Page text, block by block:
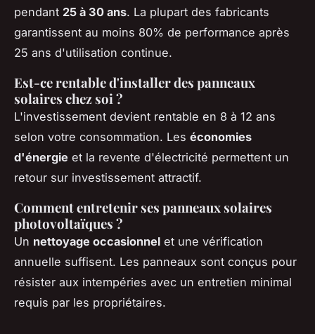
pendant 25 à 30 ans. La plupart des fabricants
garantissent au moins 80% de performance après
25 ans d'utilisation continue.
Est-ce rentable d'installer des panneaux
solaires chez soi ?
L'investissement devient rentable en 8 à 12 ans
selon votre consommation. Les économies
d'énergie et la revente d'électricité permettent un
retour sur investissement attractif.
Comment entretenir ses panneaux solaires
photovoltaïques ?
Un nettoyage occasionnel et une vérification
annuelle suffisent. Les panneaux sont conçus pour
résister aux intempéries avec un entretien minimal
requis par les propriétaires.